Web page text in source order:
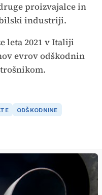
proizvajalce in
industriji.
leta 2021 v Italiji
evrov odškodnin
ODŠKODNINE